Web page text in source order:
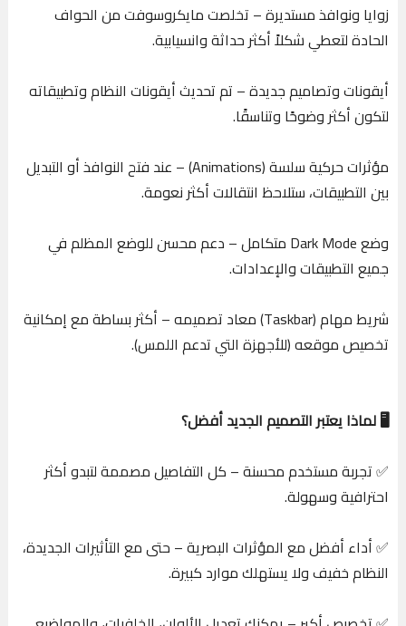
زوايا ونوافذ مستديرة – تخلصت مايكروسوفت من الحواف
الحادة لتعطي شكلاً أكثر حداثة وانسيابية.
أيقونات وتصاميم جديدة – تم تحديث أيقونات النظام وتطبيقاته
لتكون أكثر وضوحًا وتناسقًا.
مؤثرات حركية سلسة (Animations) – عند فتح النوافذ أو التبديل
بين التطبيقات، ستلاحظ انتقالات أكثر نعومة.
وضع Dark Mode متكامل – دعم محسن للوضع المظلم في
جميع التطبيقات والإعدادات.
شريط مهام (Taskbar) معاد تصميمه – أكثر بساطة مع إمكانية
تخصيص موقعه (للأجهزة التي تدعم اللمس).
🖥️ لماذا يعتبر التصميم الجديد أفضل؟
✅ تجربة مستخدم محسنة – كل التفاصيل مصممة لتبدو أكثر
احترافية وسهولة.
✅ أداء أفضل مع المؤثرات البصرية – حتى مع التأثيرات الجديدة،
النظام خفيف ولا يستهلك موارد كبيرة.